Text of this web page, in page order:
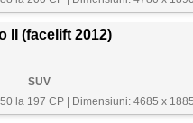
II (facelift 2012)
SUV
la 197 CP
Dimensiuni: 4685 x